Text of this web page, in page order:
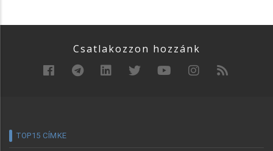
Csatlakozzon hozzánk
TOP15 CÍMKE